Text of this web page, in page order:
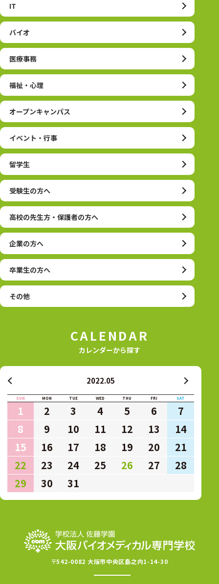
IT
バイオ
医療事務
福祉・心理
オープンキャンパス
イベント・行事
留学生
受験生の方へ
高校の先生方・保護者の方へ
企業の方へ
卒業生の方へ
その他
CALENDAR
カレンダーから探す
2022.05
SUN MON TUE WED THU FRI SAT
1 2 3 4 5 6
7
8
9 10 11 12 13
14
15
16 17 18 19 20
21
22
23 24 25 26 27
28
29
30 31
〒542-0082 大阪市中央区島之内1-14-30